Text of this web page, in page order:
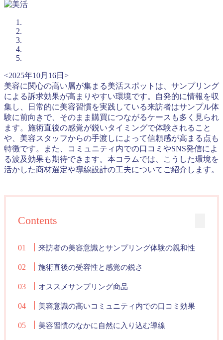
<2025年10月16日>
美容に関心の高い層が集まる美活スポットは、サンプリング
による訴求効果が高まりやすい環境です。自発的に情報を収
集し、日常的に美容習慣を実践している来訪者はサンプル体
験に前向きで、そのまま購買につながるケースも多く見られ
ます。施術直後の感覚が鋭いタイミングで体験されること
や、美容スタッフからの手渡しによって信頼感が高まる点も
特徴です。また、コミュニティ内での口コミやSNS発信によ
る波及効果も期待できます。本コラムでは、こうした環境を
活かした商材選定や導線設計の工夫についてご紹介します。
Contents
来訪者の美容意識とサンプリング体験の親和性
施術直後の受容性と感覚の鋭さ
オススメサンプリング商品
美容意識の高いコミュニティ内での口コミ効果
美容習慣のなかに自然に入り込む導線